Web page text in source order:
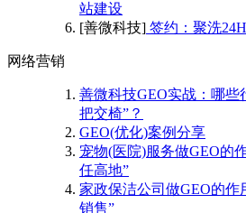
站建设
[善微科技] 签约：聚洗
网络营销
善微科技GEO实战：哪
把交椅”？
GEO(优化)案例分享
宠物(医院)服务做GEO的
任高地”
家政保洁公司做GEO的
销售”